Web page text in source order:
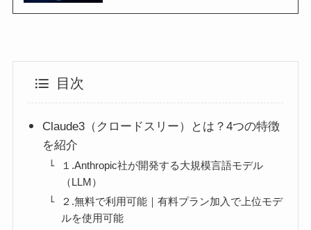
目次
Claude3（クロードスリー）とは？4つの特徴
を紹介
１.Anthropic社が開発する大規模言語モデル
（LLM）
２.無料で利用可能｜有料プラン加入で上位モデ
ルを使用可能